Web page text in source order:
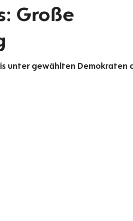
Große
unter gewählten Demokraten